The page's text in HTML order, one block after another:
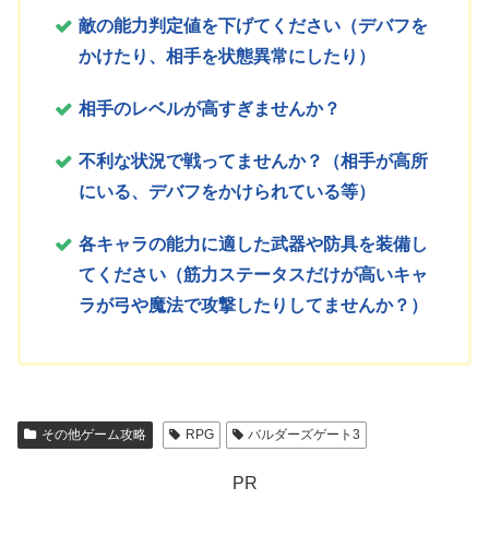
敵の能力判定値を下げてください（デバフを
かけたり、相手を状態異常にしたり）
相手のレベルが高すぎませんか？
不利な状況で戦ってませんか？（相手が高所
にいる、デバフをかけられている等）
各キャラの能力に適した武器や防具を装備し
てください（筋力ステータスだけが高いキャ
ラが弓や魔法で攻撃したりしてませんか？）
その他ゲーム攻略 RPG バルダーズゲート3
PR